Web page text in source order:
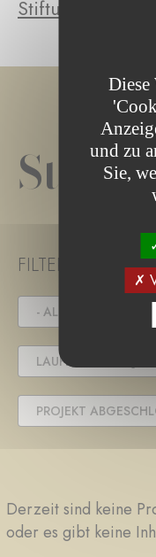
Stiftung
FILTER PROJECT
- ALLE - IN
LAUFENDES PROJEKT
PROJEKT
Derzeit sind keine
oder es gibt keine
Diese
und zu
Sie,